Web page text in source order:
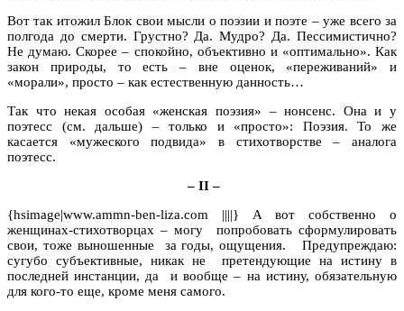
Вот так итожил Блок свои мысли о поэзии и поэте – уже всего за
полгода до смерти. Грустно? Да. Мудро? Да. Пессимистично?
Не думаю. Скорее – спокойно, объективно и «оптимально». Как
закон природы, то есть – вне оценок, «переживаний» и
«морали», просто – как естественную данность…
Так что некая особая «женская поэзия» – нонсенс. Она и у
поэтесс (см. дальше) – только и «просто»: Поэзия. То же
касается «мужеского подвида» в стихотворстве – аналога
поэтесс.
– II –
{hsimage|www.ammn-ben-liza.com ||||} А вот собственно о
женщинах-стихотворцах – могу попробовать сформулировать
свои, тоже выношенные за годы, ощущения. Предупреждаю:
сугубо субъективные, никак не претендующие на истину в
последней инстанции, да и вообще – на истину, обязательную
для кого-то еще, кроме меня самого.